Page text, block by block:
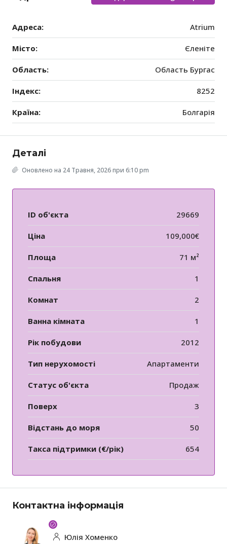
Адреса: Atrium
Місто: Єленіте
Область: Область Бургас
Індекс: 8252
Країна: Болгарія
Деталі
Оновлено на 24 Травня, 2026 при 6:10 pm
ID об'єкта 29669
Ціна 109,000€
Площа 71 м²
Спальня 1
Комнат 2
Ванна кімната 1
Рік побудови 2012
Тип нерухомості Апартаменти
Статус об'єкта Продаж
Поверх 3
Відстань до моря 50
Такса підтримки (€/рік) 654
Контактна інформація
Юлія Хоменко